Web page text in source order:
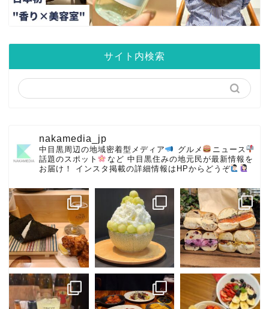
サイト内検索
nakamedia_jp
中目黒周辺の地域密着型メディア グルメ
ニュース
話題のスポット
など 中目黒住みの地元民が最新情報を
お届け！
インスタ掲載の詳細情報はHPからどうぞ